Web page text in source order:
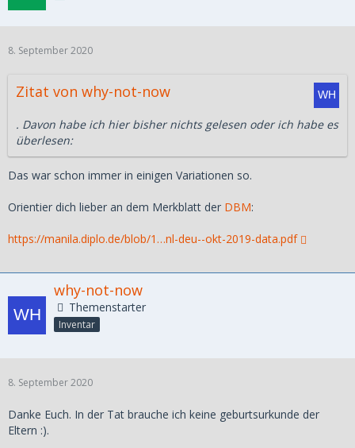
8. September 2020
Zitat von why-not-now
. Davon habe ich hier bisher nichts gelesen oder ich habe es
überlesen:
Das war schon immer in einigen Variationen so.
Orientier dich lieber an dem Merkblatt der DBM:
https://manila.diplo.de/blob/1…nl-deu--okt-2019-data.pdf
why-not-now
Themenstarter
Inventar
8. September 2020
Danke Euch. In der Tat brauche ich keine geburtsurkunde der
Eltern :).